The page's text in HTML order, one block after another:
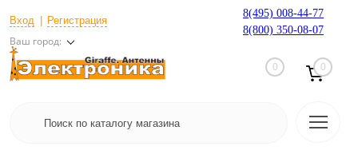
Вход Регистрация
Ваш город:
8(495) 008-44-77
8(800) 350-08-07
0 0